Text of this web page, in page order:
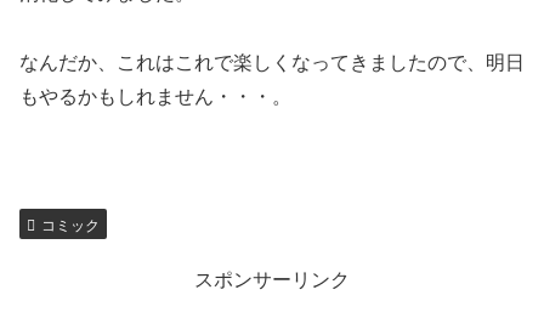
なんだか、これはこれで楽しくなってきましたので、明日
もやるかもしれません・・・。
コミック
スポンサーリンク